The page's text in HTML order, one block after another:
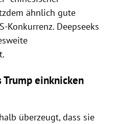
ähnlich gute
Konkurrenz. Deepseeks
Trump einknicken
überzeugt, dass sie